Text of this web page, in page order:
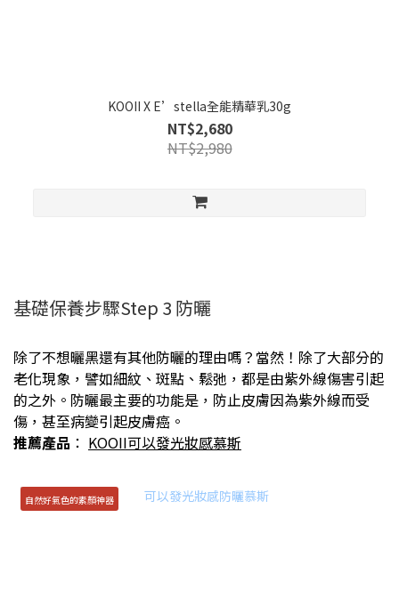
KOOII X E’stella全能精華乳30g
NT$2,680
NT$2,980
基礎保養步驟Step 3 防曬
除了不想曬黑還有其他防曬的理由嗎？當然！除了大部分的
老化現象，譬如細紋、斑點、鬆弛，都是由紫外線傷害引起
的之外。防曬最主要的功能是，防止皮膚因為紫外線而受
傷，甚至病變引起皮膚癌。
推薦產品 ： KOOII可以發光妝感慕斯
自然好氣色的素顏神器